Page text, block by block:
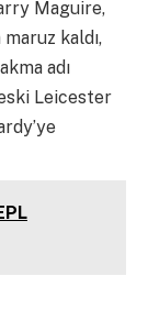
Maguire,
kaldı,
adı
eski Leicester